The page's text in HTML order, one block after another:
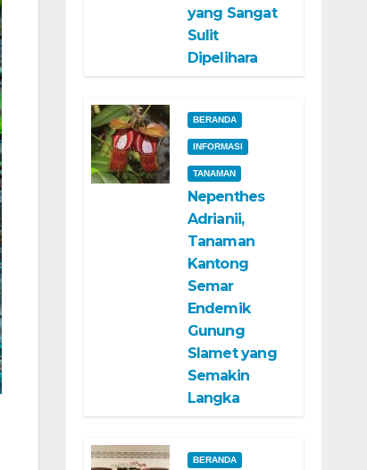
yang Sangat
Sulit
Dipelihara
BERANDA
INFORMASI
TANAMAN
Nepenthes
Adrianii,
Tanaman
Kantong
Semar
Endemik
Gunung
Slamet yang
Semakin
Langka
BERANDA